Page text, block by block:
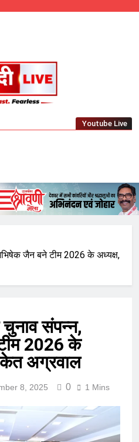
– Jharkhand's Leading Local
Youtube Live
जैन बने टीम 2026 के अध्यक्ष,
संपन्न,
2026 के
अग्रवाल
8, 2025 0 1 Mins